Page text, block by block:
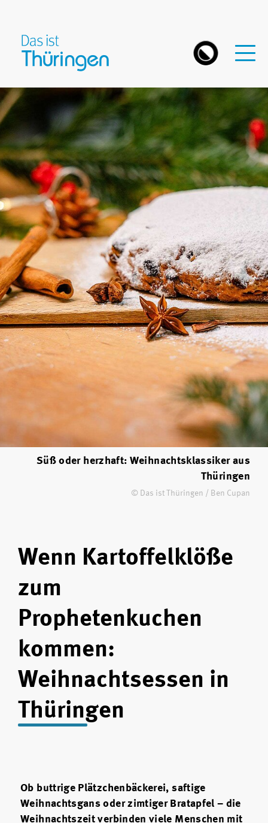
Süß oder herzhaft: Weihnachtsklassiker aus
Thüringen
© Das ist Thüringen / Ben Cupan
Wenn Kartoffelklöße
zum
Prophetenkuchen
kommen:
Weihnachtsessen in
Thüringen
Ob buttrige Plätzchenbäckerei, saftige
Weihnachtsgans oder zimtiger Bratapfel – die
Weihnachtszeit verbinden viele Menschen mit